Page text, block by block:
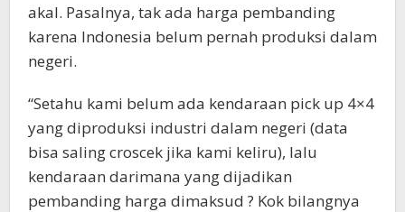
akal. Pasalnya, tak ada harga pembanding
karena Indonesia belum pernah produksi dalam
negeri.
“Setahu kami belum ada kendaraan pick up 4×4
yang diproduksi industri dalam negeri (data
bisa saling croscek jika kami keliru), lalu
kendaraan darimana yang dijadikan
pembanding harga dimaksud ? Kok bilangnya